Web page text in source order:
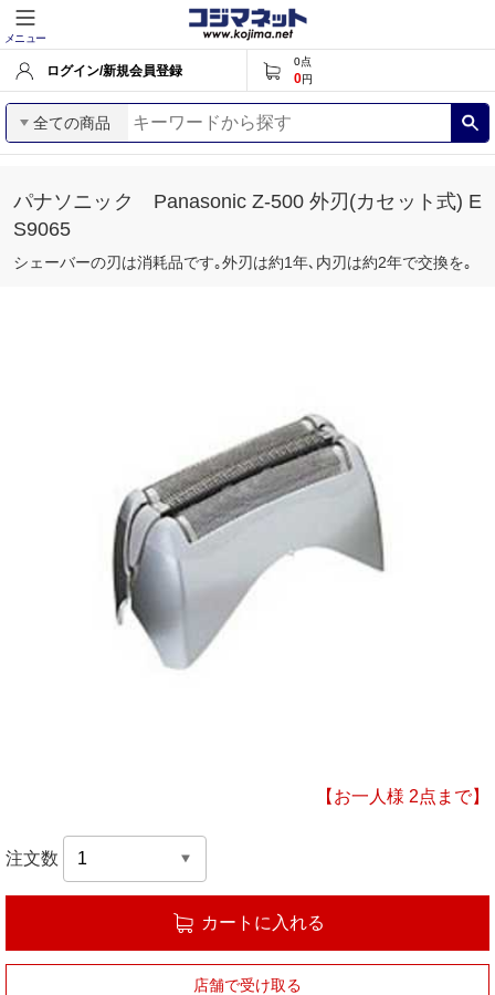
メニュー
ログイン/新規会員登録
0点
0円
全ての商品
パナソニック Panasonic Z-500 外刃(カセット式) E
S9065
シェーバーの刃は消耗品です｡外刃は約1年､内刃は約2年で交換を｡
【お一人様 2点まで】
注文数
カートに入れる
店舗で受け取る